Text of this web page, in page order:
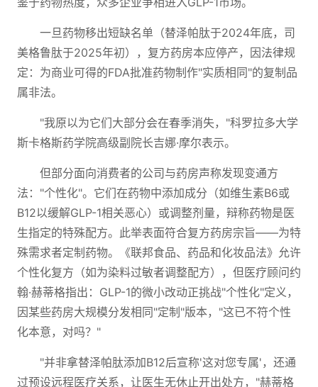
一旦药物移出短缺名单（替泽帕肽于2024年底，司
美格鲁肽于2025年初），复方药房本应停产，因法律规
定：为商业可得的FDA批准药物制作"实质相同"的复制品
属非法。
"我原以为它们大部分会在春季消失，"科罗拉多大学
斯卡格斯药学院高级副院长吉娜·摩尔表示。
但部分面向消费者的公司与药房声称发现变通方
法："个性化"。它们在药物中添加成分（如维生素B6或
B12以缓解GLP-1相关恶心）或调整剂量，辩称药物是医
生指定的特殊配方。此举表面符合复方药房宗旨——为特
殊需求者定制药物。《联邦食品、药品和化妆品法》允许
个性化复方（如为染料过敏者调整配方），但医疗顾问约
翰·赫蒂格指出：GLP-1的微小改动正挑战"个性化"定义，
因某些药房大规模分发相同"定制"版本，"这已不符个性
化本意，对吗？"
"并非拿替泽帕肽添加B12后宣称'这对您专属'，还通
过预设远程医疗关系，让医生无休止开出处方，"赫蒂格